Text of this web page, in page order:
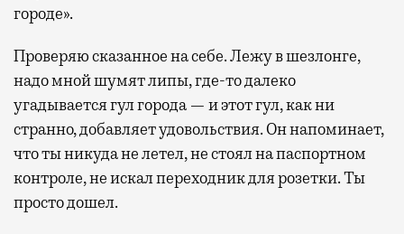
городе».
Проверяю сказанное на себе. Лежу в шезлонге,
надо мной шумят липы, где-то далеко
угадывается гул города — и этот гул, как ни
странно, добавляет удовольствия. Он напоминает,
что ты никуда не летел, не стоял на паспортном
контроле, не искал переходник для розетки. Ты
просто дошел.